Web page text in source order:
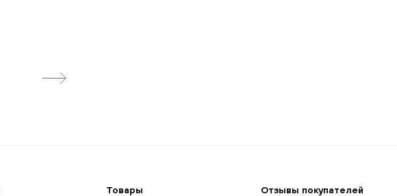
Товары Отзывы покупателей